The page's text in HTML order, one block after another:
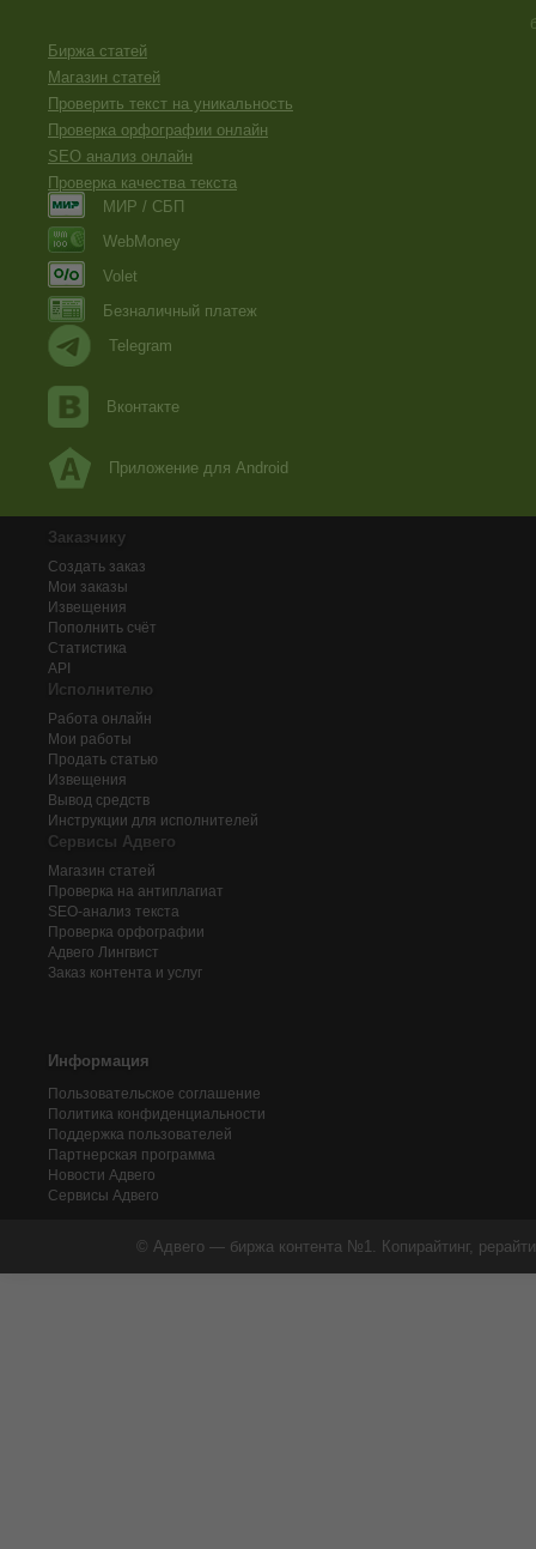
Биржа статей
Магазин статей
Проверить текст на уникальность
Проверка орфографии онлайн
SEO анализ онлайн
Проверка качества текста
МИР / СБП
WebMoney
Volet
Безналичный платеж
Telegram
Вконтакте
Приложение для Android
Заказчику
Создать заказ
Мои заказы
Извещения
Пополнить счёт
Статистика
API
Исполнителю
Работа онлайн
Мои работы
Продать статью
Извещения
Вывод средств
Инструкции для исполнителей
Сервисы Адвего
Магазин статей
Проверка на антиплагиат
SEO-анализ текста
Проверка орфографии
Адвего Лингвист
Заказ контента и услуг
Информация
Пользовательское соглашение
Политика конфиденциальности
Поддержка пользователей
Партнерская программа
Новости Адвего
Сервисы Адвего
© Адвего — биржа контента №1. Копирайтинг,